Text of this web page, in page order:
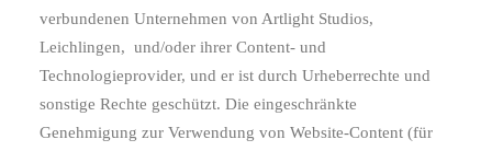
verbundenen Unternehmen von Artlight Studios,
Leichlingen, und/oder ihrer Content- und
Technologieprovider, und er ist durch Urheberrechte und
sonstige Rechte geschützt. Die eingeschränkte
Genehmigung zur Verwendung von Website-Content (für